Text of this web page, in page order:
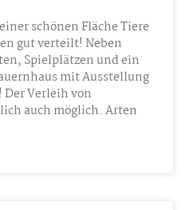
schönen Fläche Tiere
gut verteilt! Neben
Spielplätzen und ein
mit Ausstellung
Der Verleih von
auch möglich. Arten